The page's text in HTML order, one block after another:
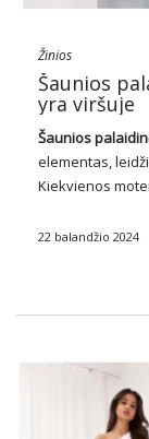
Žinios
Šaunios
yra viršuje
Šaunios
elementas,
Kiekvienos
elegantiškų
22 balandžio 2024